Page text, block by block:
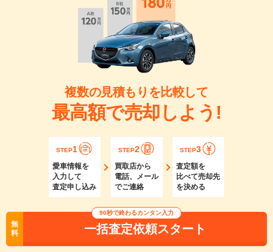
複数の見積もりを比較して
最高額で売却しよう!
STEP1
愛車情報を
入力して
査定申し込み
STEP2
買取店から
電話、メール
でご連絡
STEP3
査定額を
比べて売却先
を決める
無
料
90秒で終わるカンタン入力
一括査定依頼スタート